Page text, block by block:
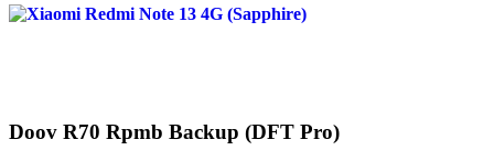
Doov R70 Rpmb Backup (DFT Pro)